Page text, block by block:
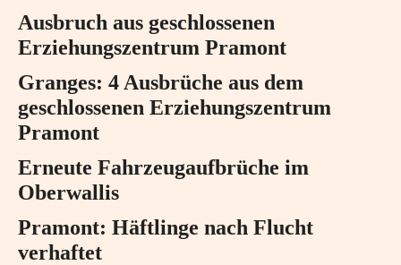
Ausbruch aus geschlossenen
Erziehungszentrum Pramont
Granges: 4 Ausbrüche aus dem
geschlossenen Erziehungszentrum
Pramont
Erneute Fahrzeugaufbrüche im
Oberwallis
Pramont: Häftlinge nach Flucht
verhaftet